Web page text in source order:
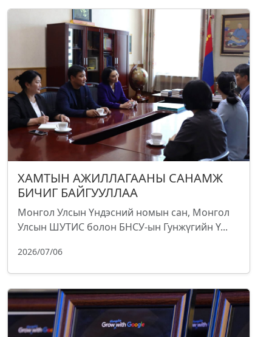
ХАМТЫН АЖИЛЛАГААНЫ САНАМЖ
БИЧИГ БАЙГУУЛЛАА
Монгол Улсын Үндэсний номын сан, Монгол
Улсын ШУТИС болон БНСУ-ын Гунжүгийн Ү...
2026/07/06